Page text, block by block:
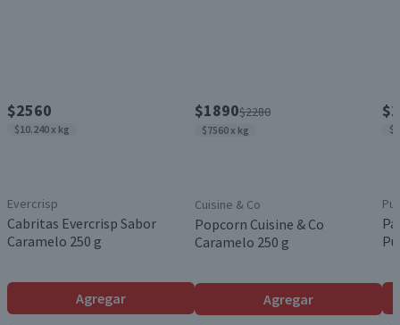
$2560
$10.240 x kg
Evercrisp
Cabritas Evercrisp Sabor
Caramelo 250 g
Agregar
$1890$2280
$7560 x kg
Cuisine & Co
Popcorn Cuisine & Co
Caramelo 250 g
Agregar